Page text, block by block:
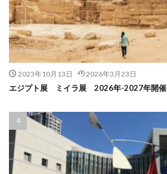
2023年10月13日 2026年3月23日
エジプト展 ミイラ展 2026年-2027年開催